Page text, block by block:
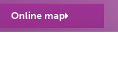
Online map